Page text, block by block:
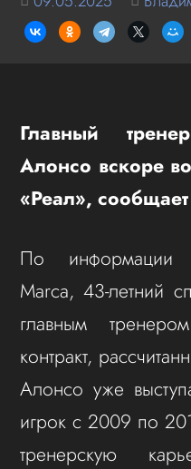
Главный
Алонсо вскоре
«Реал»,
По информации
Marca, 43-летний
главным
контракт,
Алонсо уже
игрок с 2009 по
тренерскую